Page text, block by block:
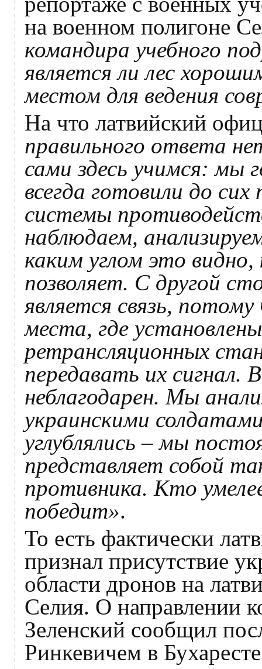
на военном полигоне
командира учебного
является ли лес
местом для ведения
На что латвийский
правильного ответа
сами здесь учимся: мы
всегда готовили до
системы
наблюдаем,
каким углом это
позволяет. С другой
является связь,
места, где
ретрансляционных
передавать их сигнал.
неблагодарен. Мы
украинскими
углублялись – мы
представляет собой
противника. Кто
победит».
То есть фактически
признал присутствие
области дронов на
Селия. О направлении
Зеленский сообщил
Ринкевичем в